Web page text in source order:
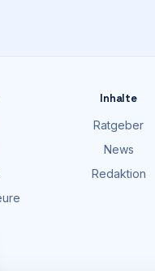
Inhalte
Ratgeber
News
Redaktion